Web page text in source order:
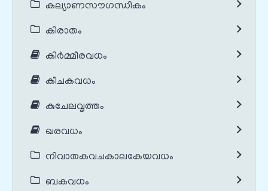
കല്യാണസൗഗന്ധികം
കിരാതം
കിർമ്മീരവധം
കീചകവധം
കുചേലവൃത്തം
ഖരവധം
നിവാതകവചകാലകേയവധം
ബകവധം